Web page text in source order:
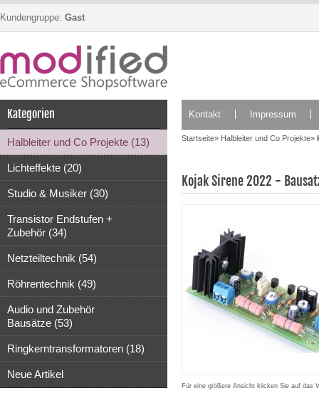
Kundengruppe: Gast
Kategorien
Halbleiter und Co Projekte (13)
Lichteffekte (20)
Studio & Musiker (30)
Transistor Endstufen +
Zubehör (34)
Netzteiltechnik (54)
Röhrentechnik (49)
Audio und Zubehör
Bausätze (53)
Ringkerntransformatoren (18)
Neue Artikel
Kontakt Impressum
Startseite» Halbleiter und Co Projekte»
Kojak Sirene 2022 -
Für eine größere Ansicht klicken Sie auf das